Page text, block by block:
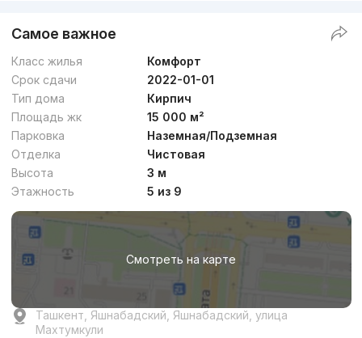
Самое важное
Класс жилья
Комфорт
Срок сдачи
2022-01-01
Тип дома
Кирпич
Площадь жк
15 000 м²
Парковка
Наземная/Подземная
Отделка
Чистовая
Высота
3 м
Этажность
5 из 9
Смотреть на карте
Ташкент, Яшнабадский, Яшнабадский, улица
Махтумкули